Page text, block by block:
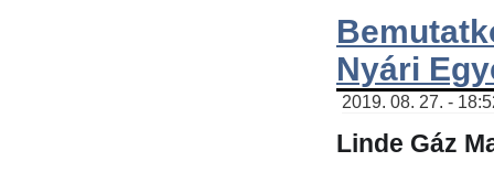
Nyári
2019. 08. 27. -
Linde Gáz